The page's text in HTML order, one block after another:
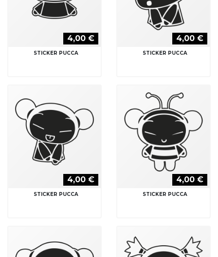
4,00 €
STICKER PUCCA
4,00 €
STICKER PUCCA
4,00 €
STICKER PUCCA
4,00 €
STICKER PUCCA